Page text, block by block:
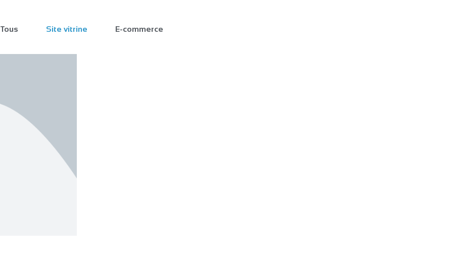
Tous Site vitrine E-commerce